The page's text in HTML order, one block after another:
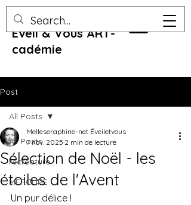
Eveil & Vous ART-
cadémie
Post
All Posts
recreature
MERCURE
All Posts
Sélection de Noël - les
étoiles de l'Avent
Melleseraphine-net Éveiletvous
7 nov. 2025 2 min de lecture
Un pur délice !